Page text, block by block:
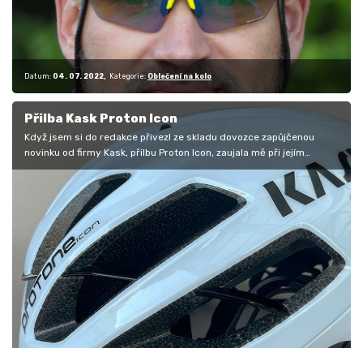
Datum: 04. 07. 2022 Kategorie: Oblečení na kolo
Přilba Kask Proton Icon
Když jsem si do redakce přivezl ze skladu dovozce zapůjčenou
novinku od firmy Kask, přilbu Proton Icon, zaujala mě při jejím
vybalení…